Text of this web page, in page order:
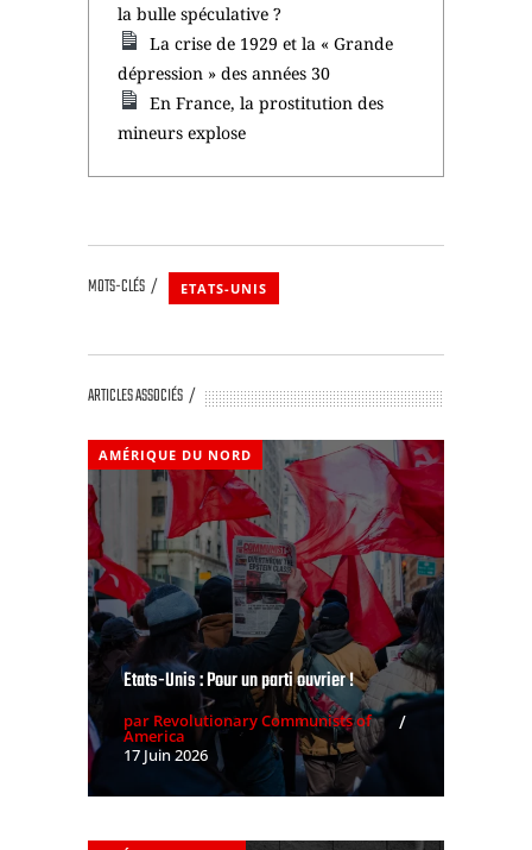
la bulle spéculative ?
La crise de 1929 et la « Grande
dépression » des années 30
En France, la prostitution des
mineurs explose
MOTS-CLÉS ETATS-UNIS
ARTICLES ASSOCIÉS
AMÉRIQUE DU NORD
Etats-Unis : Pour un parti ouvrier !
par Revolutionary Communists of
America
17 Juin 2026